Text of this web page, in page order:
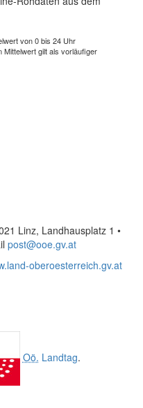
von 0 bis 24 Uhr
Mittelwert gilt als vorläufiger
Linz, Landhausplatz 1 •
post@ooe.gv.at
oberoesterreich.gv.at
Oö. Landtag.